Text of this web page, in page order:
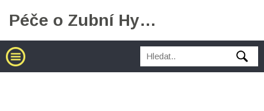
Péče o Zubní Hygienu